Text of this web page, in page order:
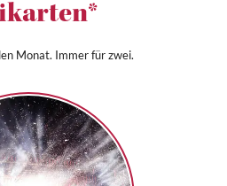
Monat. Immer für zwei.